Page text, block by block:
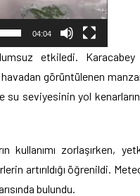
04:04
etkiledi. Karacabey
görüntülenen
su seviyesinin yol
kullanımı zorlaşırken,
artırıldığı öğrenildi.
bulundu.